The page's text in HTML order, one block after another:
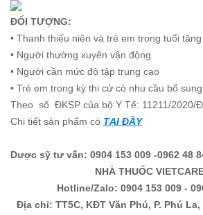
ĐỐI TƯỢNG:
• Thanh thiếu niên và trẻ em trong tuổi
• Người thường xuyên vận động
• Người cần mức độ tập trung cao
• Trẻ em trong kỳ thi cử có nhu cầu bổ
Theo số ĐKSP của bộ Y Tế: 11211/2020/
Chi tiết sản phẩm có TẠI ĐÂY
Dược sỹ tư vấn: 0904 153 009 -0962 48
NHÀ THUỐC
Hotline/Zalo: 0904 153 009 -
Địa chỉ: TT5C, KĐT Văn Phú, P. Phú